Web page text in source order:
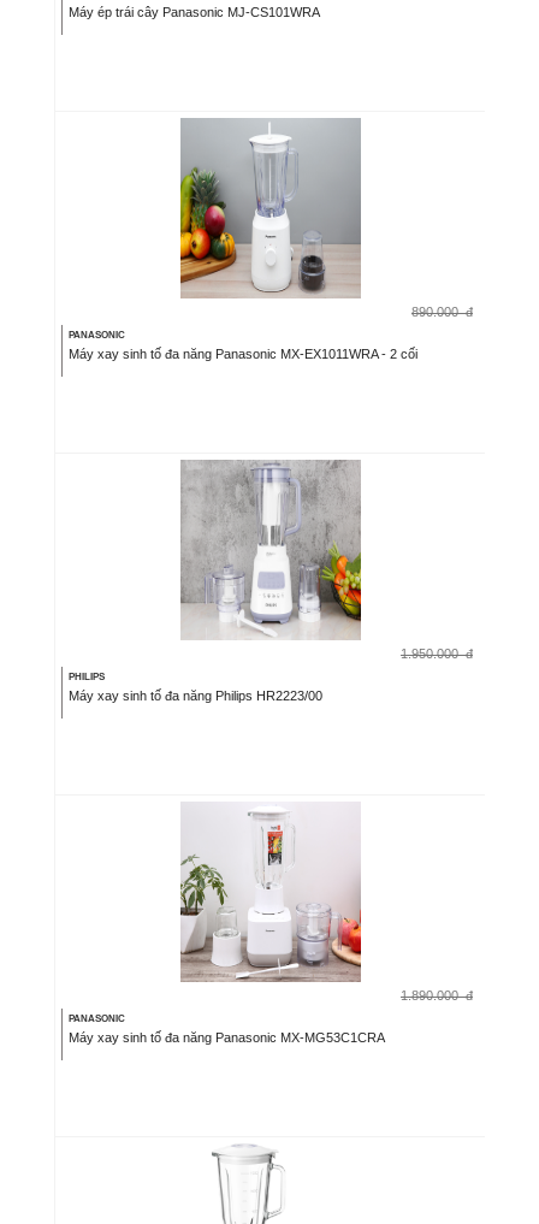
Máy ép trái cây Panasonic MJ-CS101WRA
890.000 đ
PANASONIC
Máy xay sinh tố đa năng Panasonic MX-EX1011WRA - 2 cối
1.950.000 đ
PHILIPS
Máy xay sinh tố đa năng Philips HR2223/00
1.890.000 đ
PANASONIC
Máy xay sinh tố đa năng Panasonic MX-MG53C1CRA